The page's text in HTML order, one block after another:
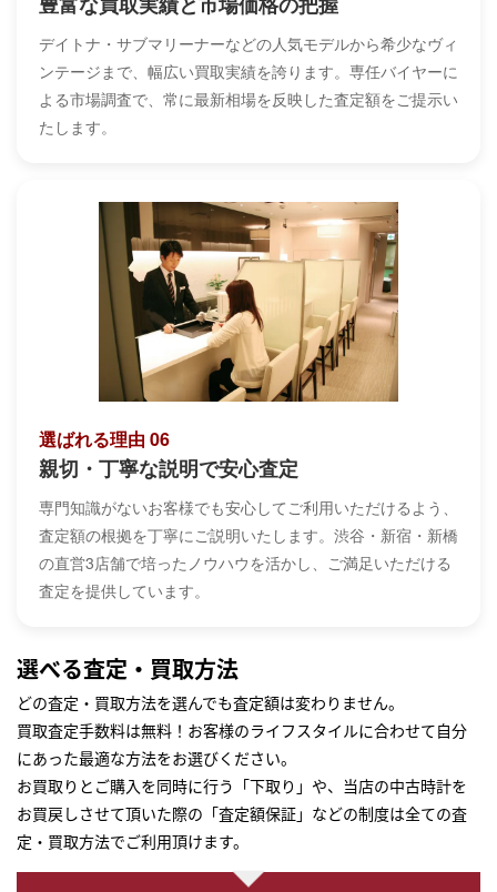
デイトナ・サブマリーナーなどの人気モデルから希少なヴィ
ンテージまで、幅広い買取実績を誇ります。専任バイヤーに
よる市場調査で、常に最新相場を反映した査定額をご提示い
たします。
選ばれる理由 06
親切・丁寧な説明で安心査定
専門知識がないお客様でも安心してご利用いただけるよう、
査定額の根拠を丁寧にご説明いたします。渋谷・新宿・新橋
の直営3店舗で培ったノウハウを活かし、ご満足いただける
査定を提供しています。
選べる査定・買取方法
どの査定・買取方法を選んでも査定額は変わりません。
買取査定手数料は無料！お客様のライフスタイルに合わせて自分
にあった最適な方法をお選びください。
お買取りとご購入を同時に行う「下取り」や、当店の中古時計を
お買戻しさせて頂いた際の「査定額保証」などの制度は全ての査
定・買取方法でご利用頂けます。